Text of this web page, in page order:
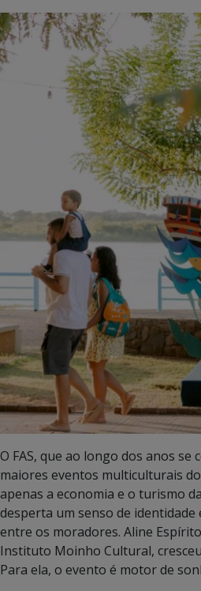
O FAS, que ao longo dos anos se
maiores eventos multiculturais
apenas a economia e o turismo
desperta um senso de
entre os moradores. Aline
Instituto Moinho Cultural,
Para ela, o evento é motor de